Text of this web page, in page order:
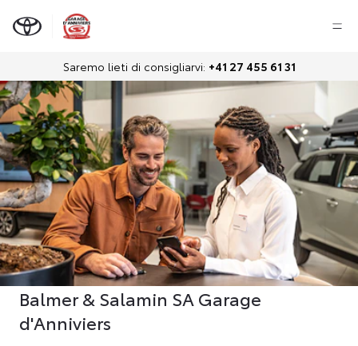
Saremo lieti di consigliarvi: +41 27 455 61 31
Balmer & Salamin SA Garage
d'Anniviers